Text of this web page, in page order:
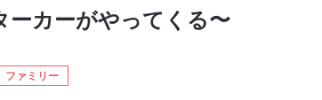
ーカーがやってくる〜
ファミリー